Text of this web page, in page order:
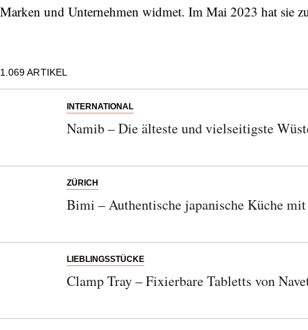
Marken und Unternehmen widmet. Im Mai 2023 hat sie
1.069ARTIKEL
INTERNATIONAL
Namib – Die älteste und vielseitigste
ZÜRICH
Bimi – Authentische japanische Küche
LIEBLINGSSTÜCKE
Clamp Tray – Fixierbare Tabletts von